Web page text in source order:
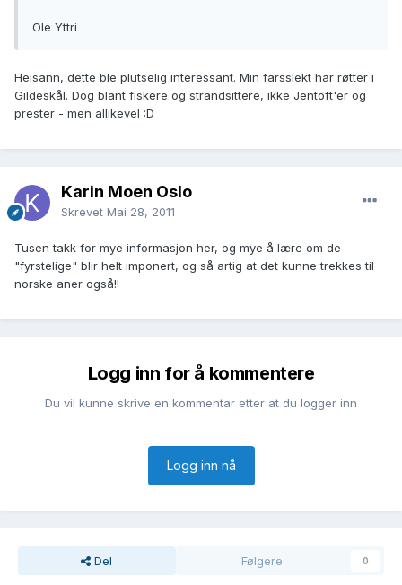
Ole Yttri
Heisann, dette ble plutselig interessant. Min farsslekt har røtter i
Gildeskål. Dog blant fiskere og strandsittere, ikke Jentoft'er og
prester - men allikevel :D
Karin Moen Oslo
Skrevet Mai 28, 2011
Tusen takk for mye informasjon her, og mye å lære om de
"fyrstelige" blir helt imponert, og så artig at det kunne trekkes til
norske aner også!!
Logg inn for å kommentere
Du vil kunne skrive en kommentar etter at du logger inn
Logg inn nå
Del Følgere 0